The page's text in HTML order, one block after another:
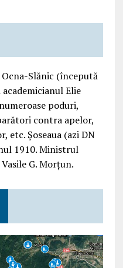
Slănic (începută
Elie
poduri,
contra apelor,
etc. Șoseaua (azi DN
1910. Ministrul
G. Morțun.